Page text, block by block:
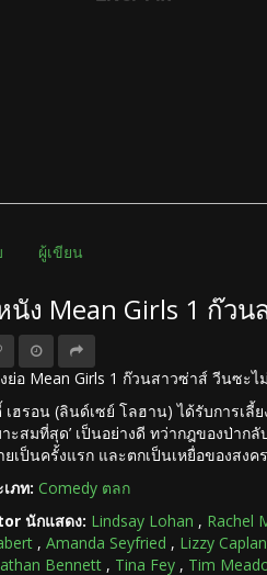
ผู้เขียน
นัง Mean Girls 1 ก๊วน
งย่อ Mean Girls 1 ก๊วนสาวซ่าส์ วีนซะไ
เฮรอน (ลินด์เซย์ โลฮาน) ได้รับการเลี้
าะสมที่สุด’ เป็นอย่างดี ทว่ากฎของป่าก
ยเป็นครั้งแรก และตกเป็นเหยื่อของสง
ภท: Comedy ตลก
นักแสดง: Lindsay Lohan , Rachel
, Amanda Seyfried , Lizzy Caplan
Bennett , Tina Fey , Tim